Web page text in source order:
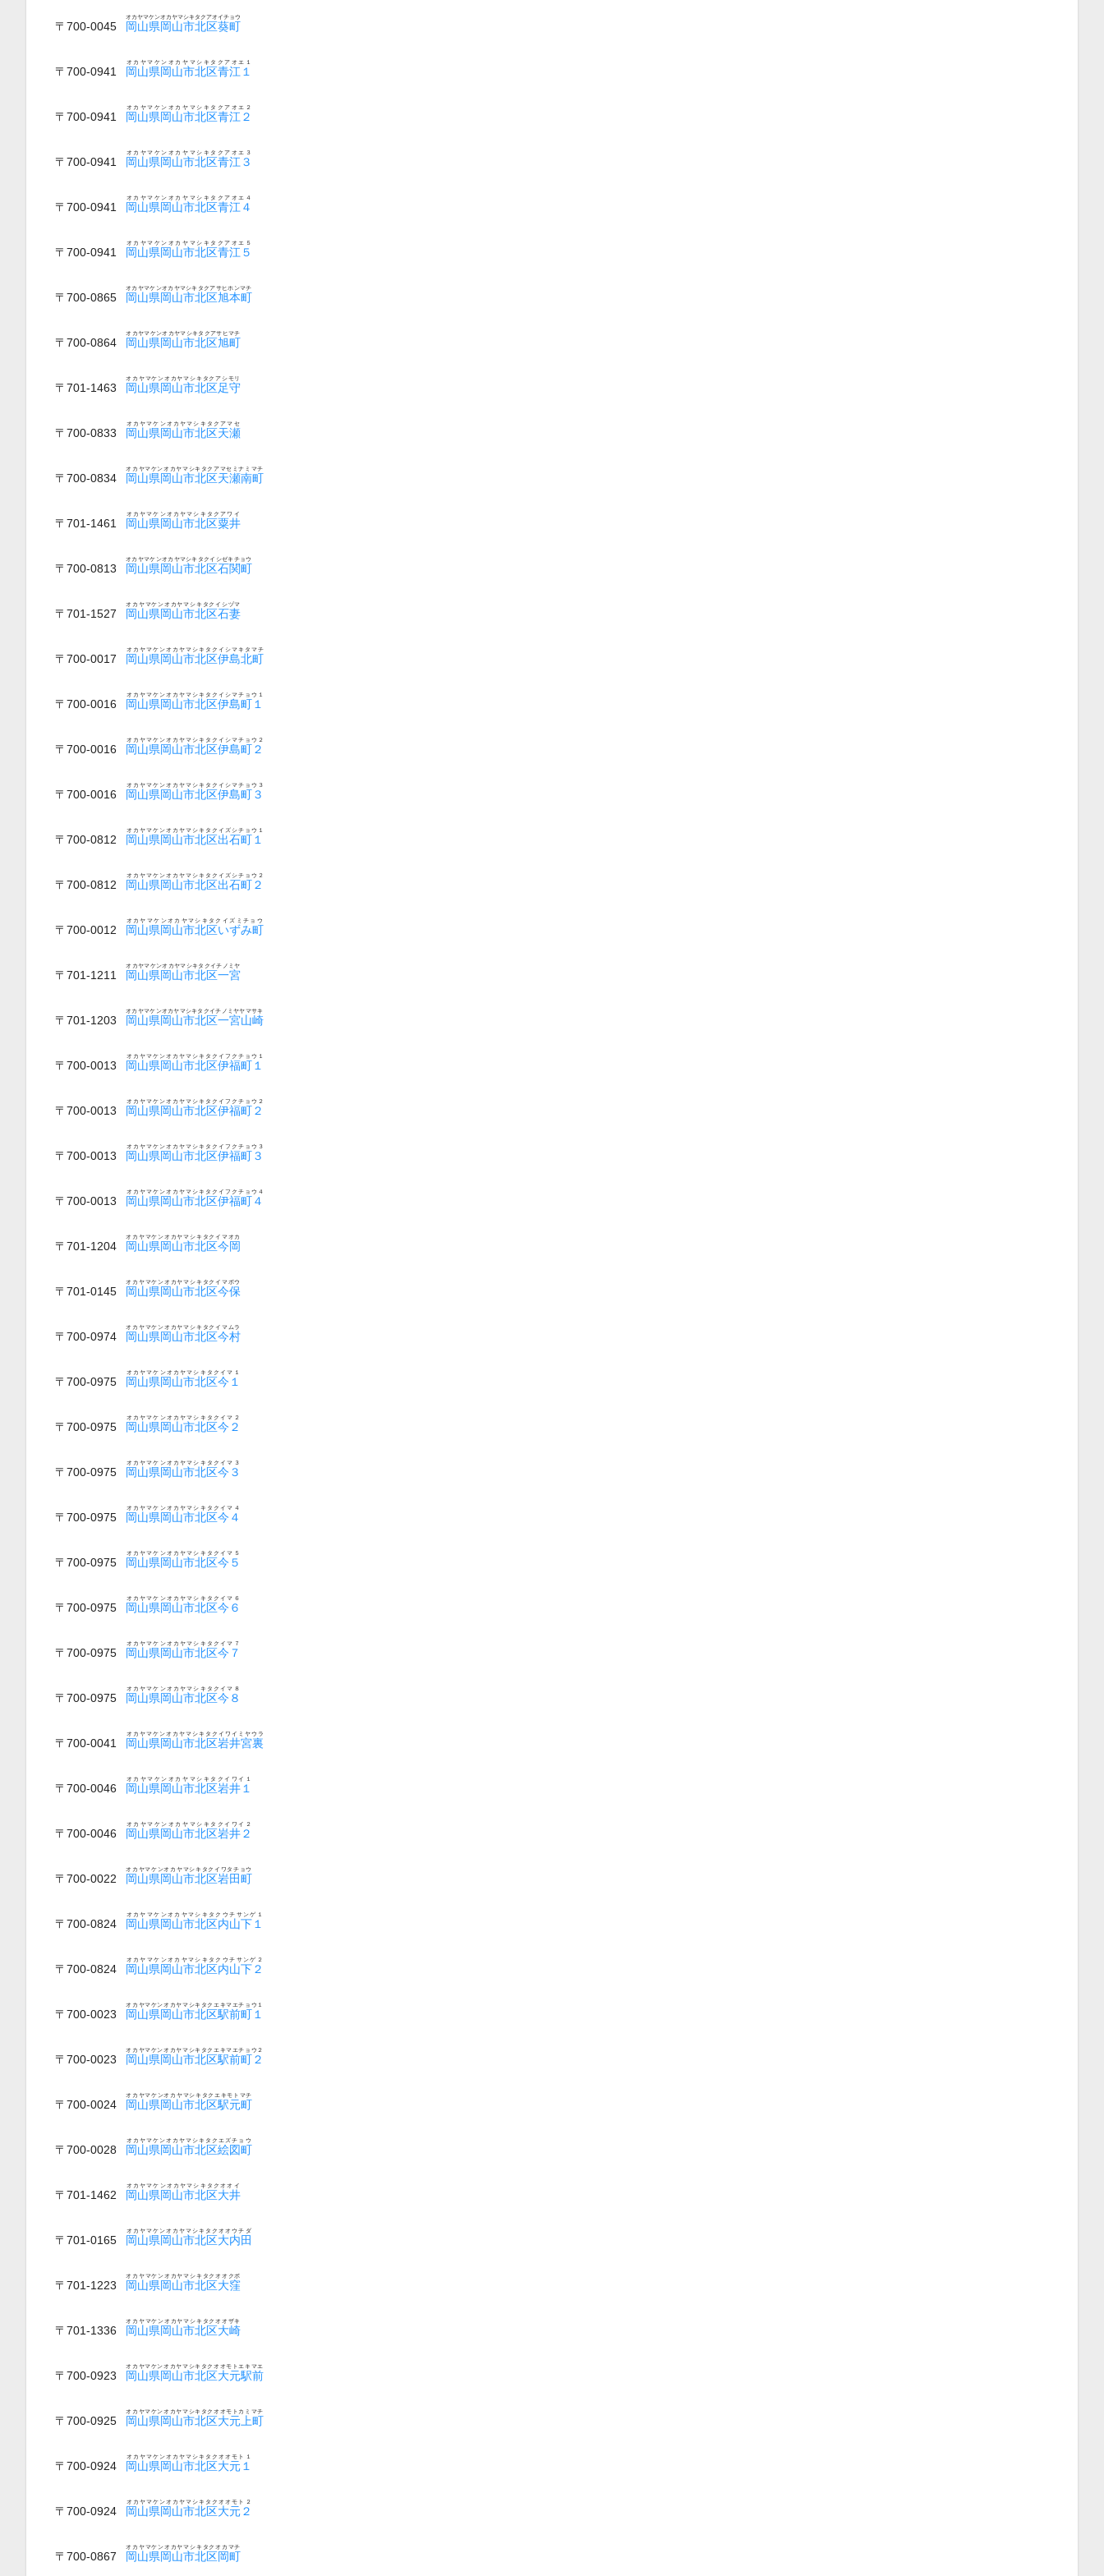
〒700-0045 岡山県岡山市北区葵町
オカヤマケンオカヤマシキタクアオイチョウ
〒700-0941 岡山県岡山市北区青江１
オカヤマケンオカヤマシキタクアオエ１
〒700-0941 岡山県岡山市北区青江２
オカヤマケンオカヤマシキタクアオエ２
〒700-0941 岡山県岡山市北区青江３
オカヤマケンオカヤマシキタクアオエ３
〒700-0941 岡山県岡山市北区青江４
オカヤマケンオカヤマシキタクアオエ４
〒700-0941 岡山県岡山市北区青江５
オカヤマケンオカヤマシキタクアオエ５
〒700-0865 岡山県岡山市北区旭本町
オカヤマケンオカヤマシキタクアサヒホンマチ
〒700-0864 岡山県岡山市北区旭町
オカヤマケンオカヤマシキタクアサヒマチ
〒701-1463 岡山県岡山市北区足守
オカヤマケンオカヤマシキタクアシモリ
〒700-0833 岡山県岡山市北区天瀬
オカヤマケンオカヤマシキタクアマセ
〒700-0834 岡山県岡山市北区天瀬南町
オカヤマケンオカヤマシキタクアマセミナミマチ
〒701-1461 岡山県岡山市北区粟井
オカヤマケンオカヤマシキタクアワイ
〒700-0813 岡山県岡山市北区石関町
オカヤマケンオカヤマシキタクイシゼキチョウ
〒701-1527 岡山県岡山市北区石妻
オカヤマケンオカヤマシキタクイシヅマ
〒700-0017 岡山県岡山市北区伊島北町
オカヤマケンオカヤマシキタクイシマキタマチ
〒700-0016 岡山県岡山市北区伊島町１
オカヤマケンオカヤマシキタクイシマチョウ１
〒700-0016 岡山県岡山市北区伊島町２
オカヤマケンオカヤマシキタクイシマチョウ２
〒700-0016 岡山県岡山市北区伊島町３
オカヤマケンオカヤマシキタクイシマチョウ３
〒700-0812 岡山県岡山市北区出石町１
オカヤマケンオカヤマシキタクイズシチョウ１
〒700-0812 岡山県岡山市北区出石町２
オカヤマケンオカヤマシキタクイズシチョウ２
〒700-0012 岡山県岡山市北区いずみ町
オカヤマケンオカヤマシキタクイズミチョウ
〒701-1211 岡山県岡山市北区一宮
オカヤマケンオカヤマシキタクイチノミヤ
〒701-1203 岡山県岡山市北区一宮山崎
オカヤマケンオカヤマシキタクイチノミヤヤマサキ
〒700-0013 岡山県岡山市北区伊福町１
オカヤマケンオカヤマシキタクイフクチョウ１
〒700-0013 岡山県岡山市北区伊福町２
オカヤマケンオカヤマシキタクイフクチョウ２
〒700-0013 岡山県岡山市北区伊福町３
オカヤマケンオカヤマシキタクイフクチョウ３
〒700-0013 岡山県岡山市北区伊福町４
オカヤマケンオカヤマシキタクイフクチョウ４
〒701-1204 岡山県岡山市北区今岡
オカヤマケンオカヤマシキタクイマオカ
〒701-0145 岡山県岡山市北区今保
オカヤマケンオカヤマシキタクイマボウ
〒700-0974 岡山県岡山市北区今村
オカヤマケンオカヤマシキタクイマムラ
〒700-0975 岡山県岡山市北区今１
オカヤマケンオカヤマシキタクイマ１
〒700-0975 岡山県岡山市北区今２
オカヤマケンオカヤマシキタクイマ２
〒700-0975 岡山県岡山市北区今３
オカヤマケンオカヤマシキタクイマ３
〒700-0975 岡山県岡山市北区今４
オカヤマケンオカヤマシキタクイマ４
〒700-0975 岡山県岡山市北区今５
オカヤマケンオカヤマシキタクイマ５
〒700-0975 岡山県岡山市北区今６
オカヤマケンオカヤマシキタクイマ６
〒700-0975 岡山県岡山市北区今７
オカヤマケンオカヤマシキタクイマ７
〒700-0975 岡山県岡山市北区今８
オカヤマケンオカヤマシキタクイマ８
〒700-0041 岡山県岡山市北区岩井宮裏
オカヤマケンオカヤマシキタクイワイミヤウラ
〒700-0046 岡山県岡山市北区岩井１
オカヤマケンオカヤマシキタクイワイ１
〒700-0046 岡山県岡山市北区岩井２
オカヤマケンオカヤマシキタクイワイ２
〒700-0022 岡山県岡山市北区岩田町
オカヤマケンオカヤマシキタクイワタチョウ
〒700-0824 岡山県岡山市北区内山下１
オカヤマケンオカヤマシキタクウチサンゲ１
〒700-0824 岡山県岡山市北区内山下２
オカヤマケンオカヤマシキタクウチサンゲ２
〒700-0023 岡山県岡山市北区駅前町１
オカヤマケンオカヤマシキタクエキマエチョウ１
〒700-0023 岡山県岡山市北区駅前町２
オカヤマケンオカヤマシキタクエキマエチョウ２
〒700-0024 岡山県岡山市北区駅元町
オカヤマケンオカヤマシキタクエキモトマチ
〒700-0028 岡山県岡山市北区絵図町
オカヤマケンオカヤマシキタクエズチョウ
〒701-1462 岡山県岡山市北区大井
オカヤマケンオカヤマシキタクオオイ
〒701-0165 岡山県岡山市北区大内田
オカヤマケンオカヤマシキタクオオウチダ
〒701-1223 岡山県岡山市北区大窪
オカヤマケンオカヤマシキタクオオクボ
〒701-1336 岡山県岡山市北区大崎
オカヤマケンオカヤマシキタクオオザキ
〒700-0923 岡山県岡山市北区大元駅前
オカヤマケンオカヤマシキタクオオモトエキマエ
〒700-0925 岡山県岡山市北区大元上町
オカヤマケンオカヤマシキタクオオモトカミマチ
〒700-0924 岡山県岡山市北区大元１
オカヤマケンオカヤマシキタクオオモト１
〒700-0924 岡山県岡山市北区大元２
オカヤマケンオカヤマシキタクオオモト２
〒700-0867 岡山県岡山市北区岡町
オカヤマケンオカヤマシキタクオカマチ